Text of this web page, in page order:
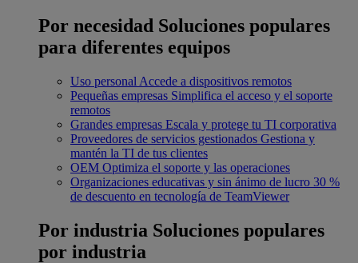
Por necesidad Soluciones populares
para diferentes equipos
Uso personal Accede a dispositivos remotos
Pequeñas empresas Simplifica el acceso y el soporte
remotos
Grandes empresas Escala y protege tu TI corporativa
Proveedores de servicios gestionados Gestiona y
mantén la TI de tus clientes
OEM Optimiza el soporte y las operaciones
Organizaciones educativas y sin ánimo de lucro 30 %
de descuento en tecnología de TeamViewer
Por industria Soluciones populares
por industria